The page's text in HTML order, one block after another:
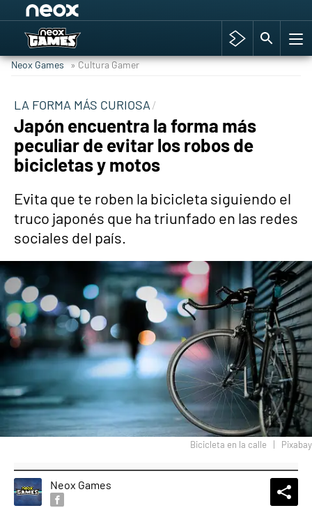
Hyrule Warriors: La Era del Cataclismo
Cyberpunk 2077
Hyrule Warriors
Asia peculiar tradición
Neox Games » Cultura Gamer
LA FORMA MÁS CURIOSA
Japón encuentra la forma más
peculiar de evitar los robos de
bicicletas y motos
Evita que te roben la bicicleta siguiendo el
truco japonés que ha triunfado en las redes
sociales del país.
Pixabay
Bicicleta en la calle
Neox Games